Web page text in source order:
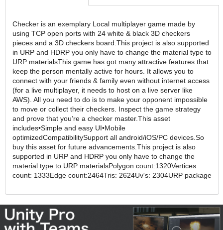
Checker is an exemplary Local multiplayer game made by
using TCP open ports with 24 white & black 3D checkers
pieces and a 3D checkers board.This project is also supported
in URP and HDRP you only have to change the material type to
URP materialsThis game has got many attractive features that
keep the person mentally active for hours. It allows you to
connect with your friends & family even without internet access
(for a live multiplayer, it needs to host on a live server like
AWS). All you need to do is to make your opponent impossible
to move or collect their checkers. Inspect the game strategy
and prove that you’re a checker master.This asset
includes•Simple and easy UI•Mobile
optimizedCompatibilitySupport all android/iOS/PC devices.So
buy this asset for future advancements.This project is also
supported in URP and HDRP you only have to change the
material type to URP materialsPolygon count:1320Vertices
count: 1333Edge count:2464Tris: 2624Uv's: 2304URP package